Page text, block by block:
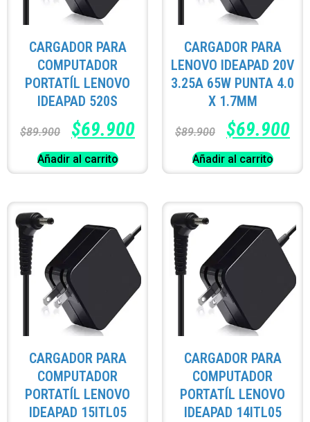
CARGADOR PARA
COMPUTADOR
PORTATÍL LENOVO
IDEAPAD 520S
$89.900 $69.900
Añadir al carrito
CARGADOR PARA
LENOVO IDEAPAD 20V
3.25A 65W PUNTA 4.0
X 1.7MM
$89.900 $69.900
Añadir al carrito
CARGADOR PARA
COMPUTADOR
PORTATÍL LENOVO
IDEAPAD 15ITL05
CARGADOR PARA
COMPUTADOR
PORTATÍL LENOVO
IDEAPAD 14ITL05